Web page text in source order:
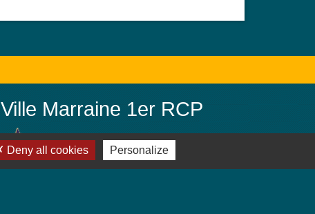
Ville Marraine 1er RCP
Jebsheim, ville marraine du 1er
Régiment de Chasseurs Parachutistes
Deny all cookies Personalize